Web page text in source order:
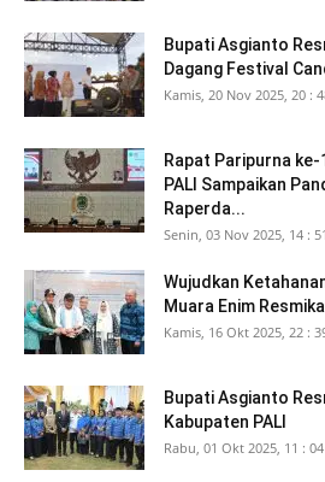
Bupati Asgianto
Dagang Festival
Kamis, 20 Nov 2025, 20 :
Rapat Paripurna ke-
PALI Sampaikan
Raperda...
Senin, 03 Nov 2025, 14 : 51
Wujudkan
Muara Enim
Kamis, 16 Okt 2025, 22 :
Bupati Asgianto
Kabupaten PALI
Rabu, 01 Okt 2025, 11 : 04